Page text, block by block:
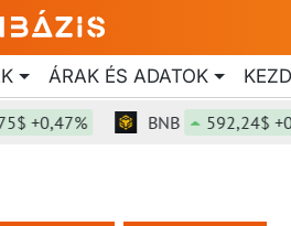
ÁRAK ÉS ADATOK
BNB 592,24$